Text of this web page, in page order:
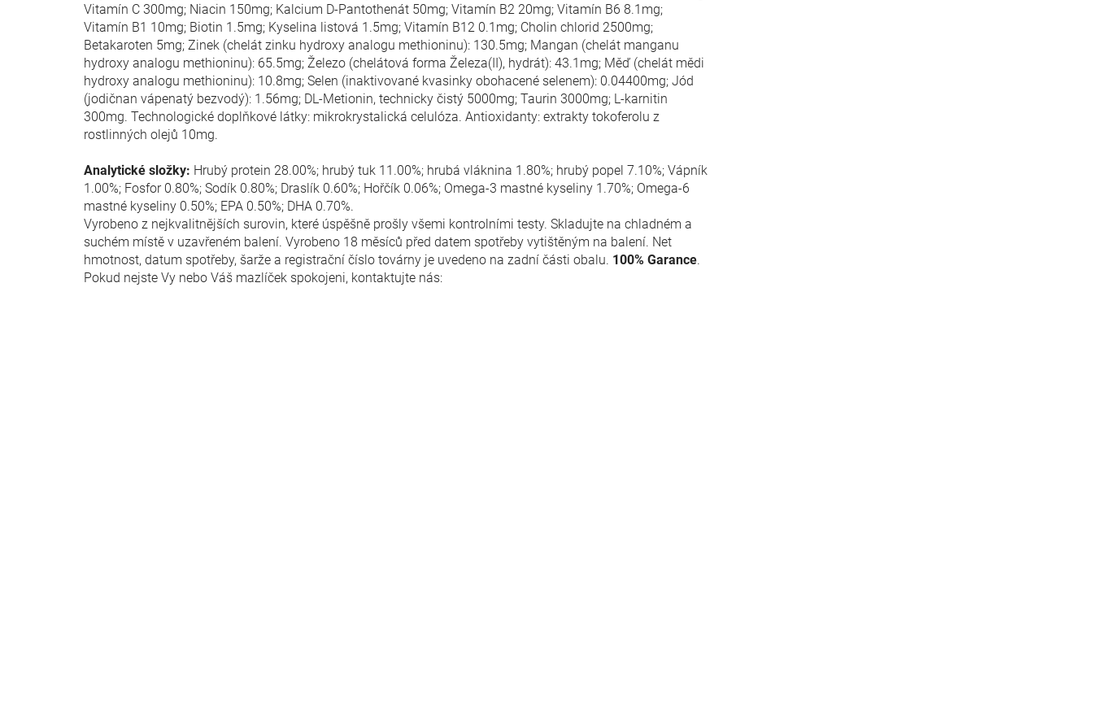
Vitamín C 300mg; Niacin 150mg; Kalcium D-Pantothenát 50mg; Vitamín B2 20mg; Vitamín B6 8.1mg;
Vitamín B1 10mg; Biotin 1.5mg; Kyselina listová 1.5mg; Vitamín B12 0.1mg; Cholin chlorid 2500mg;
Betakaroten 5mg; Zinek (chelát zinku hydroxy analogu methioninu): 130.5mg; Mangan (chelát manganu
hydroxy analogu methioninu): 65.5mg; Železo (chelátová forma Železa(II), hydrát): 43.1mg; Měď (chelát mědi
hydroxy analogu methioninu): 10.8mg; Selen (inaktivované kvasinky obohacené selenem): 0.04400mg; Jód
(jodičnan vápenatý bezvodý): 1.56mg; DL-Metionin, technicky čistý 5000mg; Taurin 3000mg; L-karnitin
300mg. Technologické doplňkové látky: mikrokrystalická celulóza. Antioxidanty: extrakty tokoferolu z
rostlinných olejů 10mg.
Analytické složky: Hrubý protein 28.00%; hrubý tuk 11.00%; hrubá vláknina 1.80%; hrubý popel 7.10%; Vápník
1.00%; Fosfor 0.80%; Sodík 0.80%; Draslík 0.60%; Hořčík 0.06%; Omega-3 mastné kyseliny 1.70%; Omega-6
mastné kyseliny 0.50%; EPA 0.50%; DHA 0.70%.
Vyrobeno z nejkvalitnějších surovin, které úspěšně prošly všemi kontrolními testy. Skladujte na chladném a
suchém místě v uzavřeném balení. Vyrobeno 18 měsíců před datem spotřeby vytištěným na balení. Net
hmotnost, datum spotřeby, šarže a registrační číslo továrny je uvedeno na zadní části obalu. 100% Garance.
Pokud nejste Vy nebo Váš mazlíček spokojeni, kontaktujte nás: